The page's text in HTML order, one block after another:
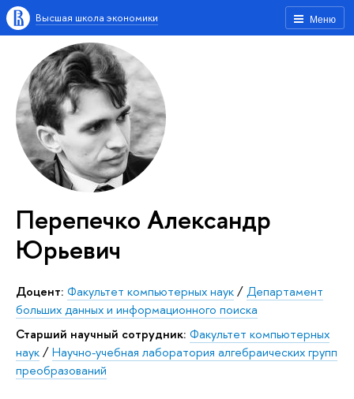
Меню
Высшая школа экономики
Перепечко Александр
Юрьевич
Доцент: Факультет компьютерных наук/Департамент
больших данных и информационного поиска
Старший научный сотрудник: Факультет компьютерных
наук/Научно-учебная лаборатория алгебраических групп
преобразований